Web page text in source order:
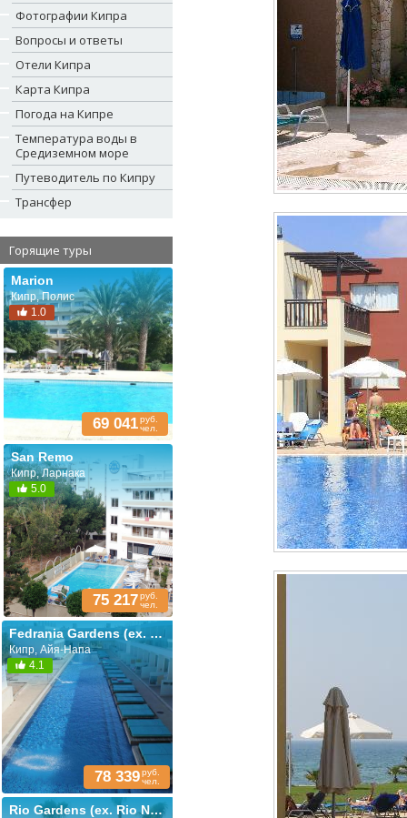
Фотографии Кипра
Вопросы и ответы
Отели Кипра
Карта Кипра
Погода на Кипре
Температура воды в
Средиземном море
Путеводитель по Кипру
Трансфер
Горящие туры
Marion
Кипр, Полис
1.0
69 041руб.
чел.
San Remo
Кипр, Ларнака
5.0
75 217руб.
чел.
Fedrania Gardens (ex. Fedrania; Fedra)
Кипр, Айя-Напа
4.1
78 339руб.
чел.
Rio Gardens (ex. Rio Napa Apartments)